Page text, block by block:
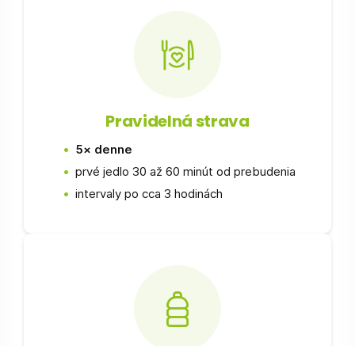
Pravidelná strava
5× denne
prvé jedlo 30 až 60 minút od prebudenia
intervaly po cca 3 hodinách